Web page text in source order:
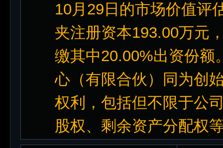
10月29日的市场价值评
夹注册资本193.00万元
缴其中20.00%出资份额
心（有限合伙）同为创
权利，包括但不限于公
股权、剩余资产分配权